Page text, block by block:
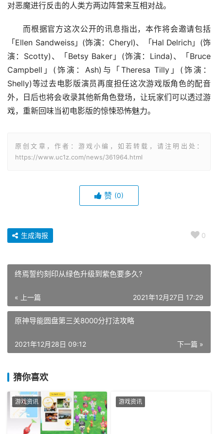
对恶魔进行反击的人类方两边阵营来互相对战。
而根据官方这次公开的讯息指出，本作将会邀请包括
「Ellen Sandweiss」(饰演：Cheryl)、「Hal Delrich」(饰
演：Scotty)、「Betsy Baker」(饰演：Linda)、「Bruce
Campbell」(饰演：Ash)与「Theresa Tilly」(饰演：
Shelly)等过去电影版演员再度担任这次游戏版角色的配音
外，日后也将会收录其他新角色登场，让玩家们可以透过游
戏，重新回味当初电影版的惊悚恐怖魅力。
原创文章，作者：游戏小编，如若转载，请注明出处：
https://www.uc1z.com/news/361964.html
赞 (0)
0
生成海报
终焉誓约刻印从绿色升级到紫色要多久?
« 上一篇 2021年12月27日 17:29
原神导能圆盘第三关8000分打法攻略
下一篇 »
2021年12月28日 09:12
猜你喜欢
游戏资讯 游戏资讯